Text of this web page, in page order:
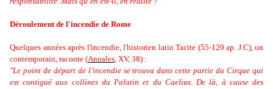
Déroulement de l'incendie de Rome
Quelques années après l'incendie, l'historien latin Tacite (55-120 ap. J.C), un
contemporain, raconte (Annales, XV, 38) :
"Le point de départ de l'incendie se trouva dans cette partie du Cirque qui
est contiguë aux collines du Palatin et du Caelius. De là, à cause des